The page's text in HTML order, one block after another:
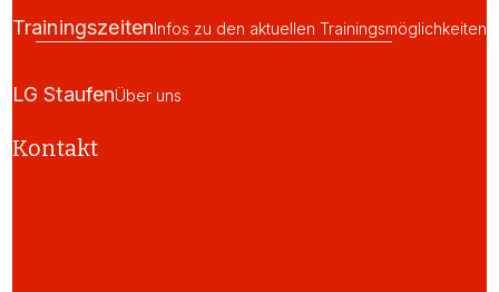
TrainingszeitenInfos zu den aktuellen Trainingsmöglichkeiten
LG StaufenÜber uns
Kontakt